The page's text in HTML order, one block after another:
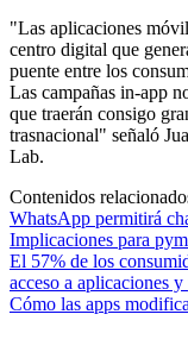
"Las aplicaciones
centro digital que
puente entre los
Las campañas in-app
que traerán consigo
trasnacional" señaló
Lab.
Contenidos
WhatsApp permitirá
Implicaciones para
El 57% de los
acceso a aplicaciones
Cómo las apps